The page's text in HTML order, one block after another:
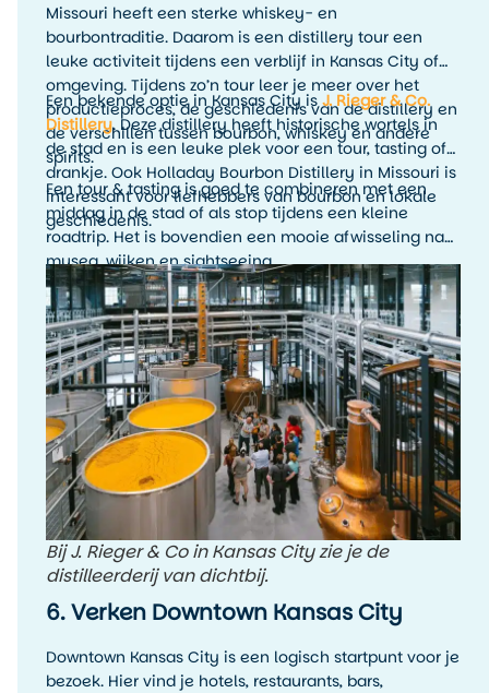
Missouri heeft een sterke whiskey- en
bourbontraditie. Daarom is een distillery tour een
leuke activiteit tijdens een verblijf in Kansas City of
omgeving. Tijdens zo’n tour leer je meer over het
productieproces, de geschiedenis van de distillery en
de verschillen tussen bourbon, whiskey en andere
spirits.
Een bekende optie in Kansas City isJ. Rieger & Co.
Distillery. Deze distillery heeft historische wortels in
de stad en is een leuke plek voor een tour, tasting of
drankje. Ook Holladay Bourbon Distillery in Missouri is
interessant voor liefhebbers van bourbon en lokale
geschiedenis.
Een tour & tasting is goed te combineren met een
middag in de stad of als stop tijdens een kleine
roadtrip. Het is bovendien een mooie afwisseling na
musea, wijken en sightseeing.
Bij J. Rieger & Co in Kansas City zie je de
distilleerderij van dichtbij.
6. Verken Downtown Kansas City
Downtown Kansas City is een logisch startpunt voor je
bezoek. Hier vind je hotels, restaurants, bars,